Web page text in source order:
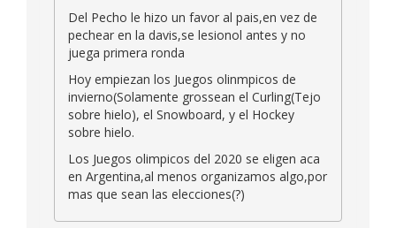
Del Pecho le hizo un favor al pais,en vez de
pechear en la davis,se lesionol antes y no
juega primera ronda
Hoy empiezan los Juegos olinmpicos de
invierno(Solamente grossean el Curling(Tejo
sobre hielo), el Snowboard, y el Hockey
sobre hielo.
Los Juegos olimpicos del 2020 se eligen aca
en Argentina,al menos organizamos algo,por
mas que sean las elecciones(?)